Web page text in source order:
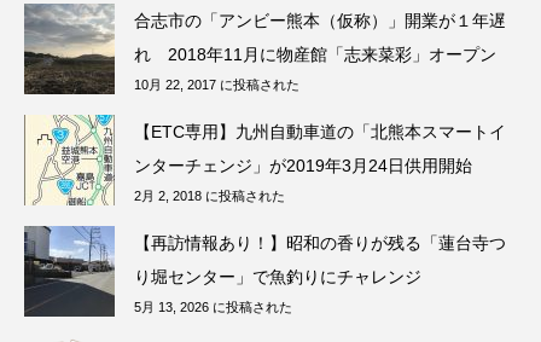
合志市の「アンビー熊本（仮称）」開業が１年遅
れ 2018年11月に物産館「志来菜彩」オープン
10月 22, 2017 に投稿された
【ETC専用】九州自動車道の「北熊本スマートイ
ンターチェンジ」が2019年3月24日供用開始
2月 2, 2018 に投稿された
【再訪情報あり！】昭和の香りが残る「蓮台寺つ
り堀センター」で魚釣りにチャレンジ
5月 13, 2026 に投稿された